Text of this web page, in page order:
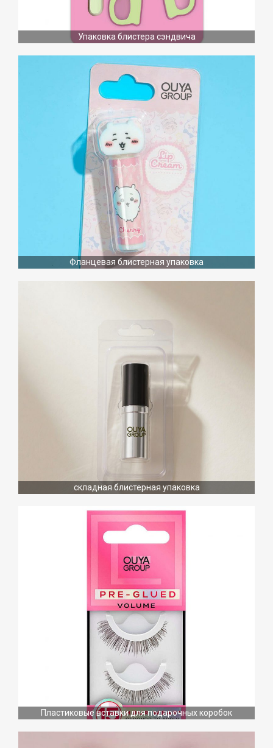
Упаковка блистера сэндвича
Фланцевая блистерная упаковка
складная блистерная упаковка
Пластиковые вставки для подарочных коробок